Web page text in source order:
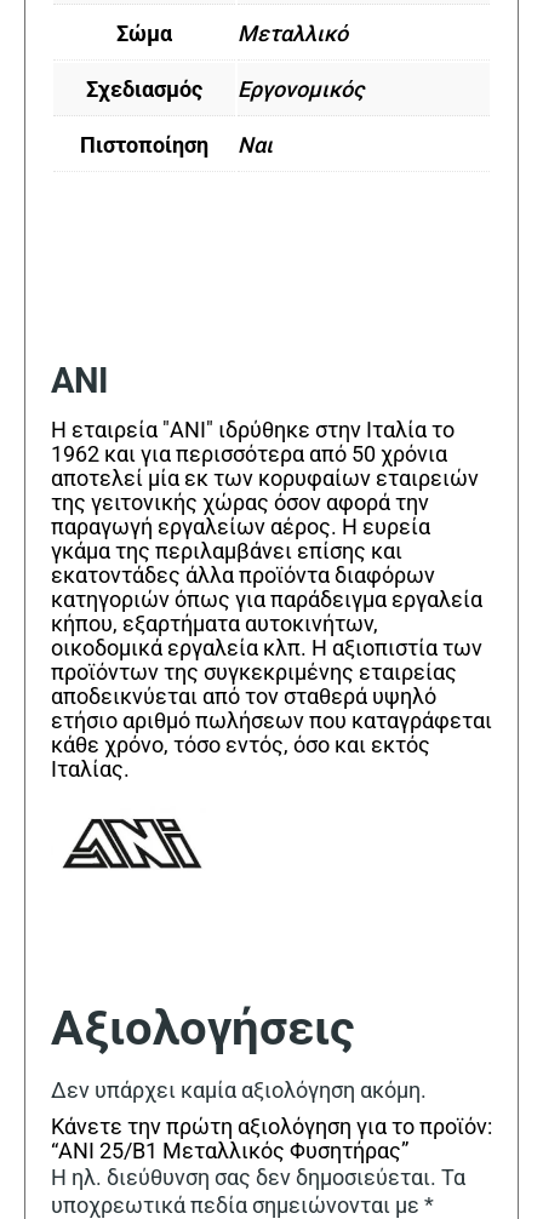
Σώμα Μεταλλικό
Σχεδιασμός Εργονομικός
Πιστοποίηση Ναι
ANI
Η εταιρεία "ANI" ιδρύθηκε στην Ιταλία το
1962 και για περισσότερα από 50 χρόνια
αποτελεί μία εκ των κορυφαίων εταιρειών
της γειτονικής χώρας όσον αφορά την
παραγωγή εργαλείων αέρος. Η ευρεία
γκάμα της περιλαμβάνει επίσης και
εκατοντάδες άλλα προϊόντα διαφόρων
κατηγοριών όπως για παράδειγμα εργαλεία
κήπου, εξαρτήματα αυτοκινήτων,
οικοδομικά εργαλεία κλπ. Η αξιοπιστία των
προϊόντων της συγκεκριμένης εταιρείας
αποδεικνύεται από τον σταθερά υψηλό
ετήσιο αριθμό πωλήσεων που καταγράφεται
κάθε χρόνο, τόσο εντός, όσο και εκτός
Ιταλίας.
Αξιολογήσεις
Δεν υπάρχει καμία αξιολόγηση ακόμη.
Κάνετε την πρώτη αξιολόγηση για το προϊόν:
“ANI 25/B1 Μεταλλικός Φυσητήρας”
Η ηλ. διεύθυνση σας δεν δημοσιεύεται. Τα
υποχρεωτικά πεδία σημειώνονται με *